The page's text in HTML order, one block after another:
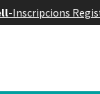
-Inscripcions